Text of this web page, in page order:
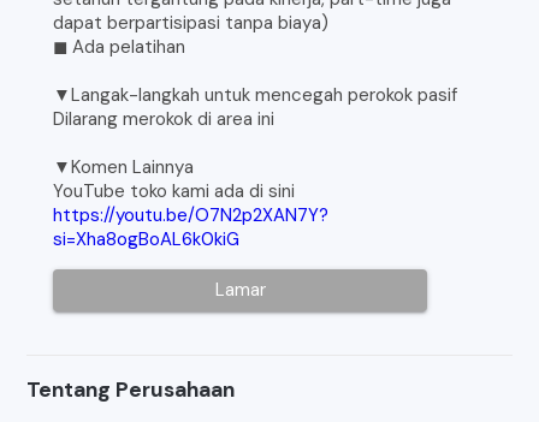
dapat berpartisipasi tanpa biaya)
◼︎ Ada pelatihan
▼Langak-langkah untuk mencegah perokok pasif
Dilarang merokok di area ini
▼Komen Lainnya
YouTube toko kami ada di sini
https://youtu.be/O7N2p2XAN7Y?
si=Xha8ogBoAL6k0kiG
Lamar
Tentang Perusahaan